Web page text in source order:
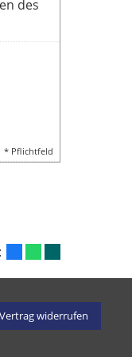
des
* Pflichtfeld
Vertrag widerrufen